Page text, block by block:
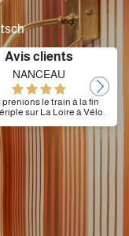
Avis clients
NANCEAU
prenions le train à la fin
sur La Loire à Vélo.
arrivée dès 12h30 et
nos vélos. Nous avons
au restaurant L’Atelier.